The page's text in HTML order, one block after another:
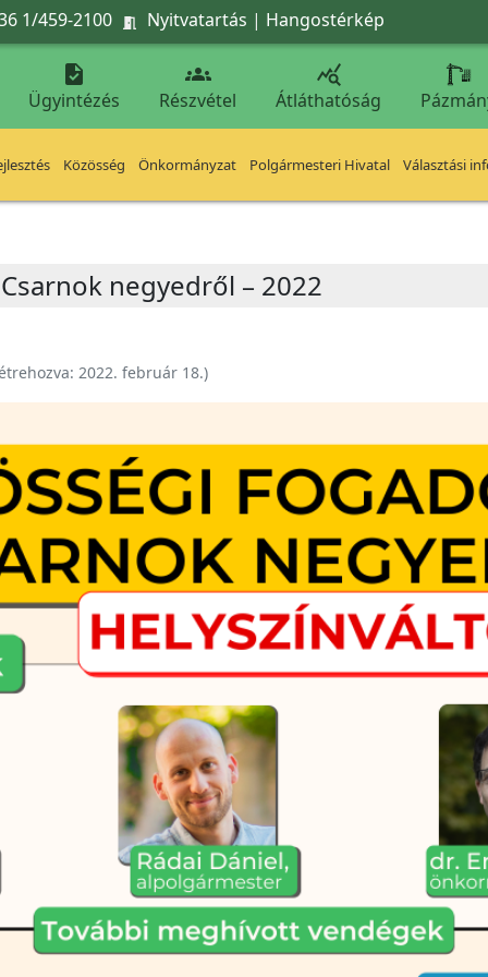
1/459-2100  Nyitvatartás | Hangostérkép

Ügyintézés

Részvétel

Átláthatóság
Közösség Önkormányzat Polgármesteri Hivatal Választási
negyedről – 2022
2022. február 18.)